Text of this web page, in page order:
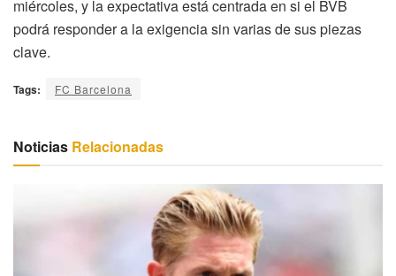
miércoles, y la expectativa está centrada en si el BVB
podrá responder a la exigencia sin varias de sus piezas
clave.
Tags: FC Barcelona
Noticias Relacionadas